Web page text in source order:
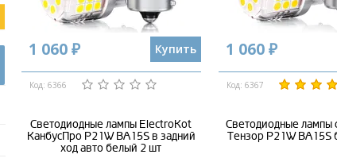
1 060 ₽ Купить
Код: 6366
1 060 ₽
Код: 6367
Светодиодные лампы ElectroKot
КанбусПро P21W BA15S в задний
ход авто белый 2 шт
Светодиодные лампы
Тензор P21W BA15S